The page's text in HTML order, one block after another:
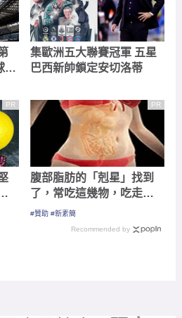
選
集歐洲五大聯賽冠軍 五星
巴西新帥鎖定安切洛蒂
PR PR
腹部脂肪的「剋星」找到
了，常吃這幾物，吃走大
肚囊，瘦出小蠻腰
#贊助 #新素簡
Recommended by